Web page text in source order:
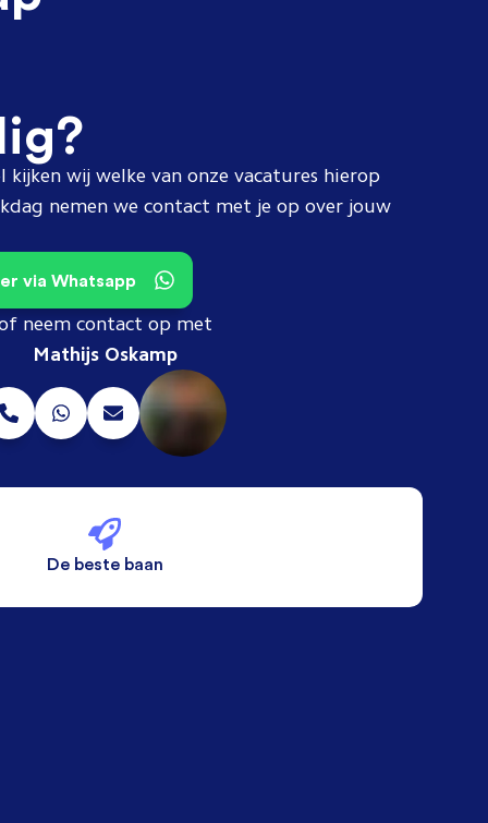
kijken wij welke van onze vacatures hierop
nemen we contact met je op over jouw
via Whatsapp
neem contact op met
Mathijs Oskamp
De beste baan